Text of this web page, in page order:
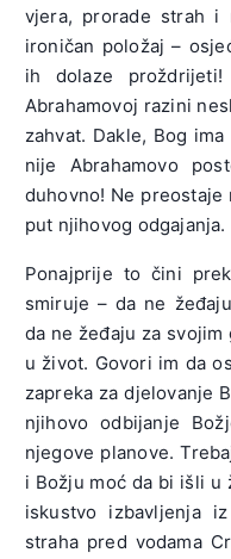
vjera, prorade strah i
ironičan položaj –
ih dolaze
Abrahamovoj razini
zahvat. Dakle, Bog
nije Abrahamovo
duhovno! Ne
put njihovog odgajanja.
Ponajprije to čini
smiruje – da ne
da ne žeđaju za
u život. Govori im da
zapreka za djelovanje
njihovo odbijanje
njegove planove.
i Božju moć da bi išli u
iskustvo izbavljenja
straha pred vodama